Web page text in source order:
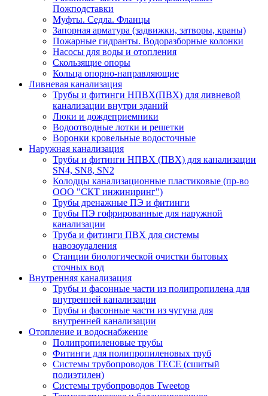
Пожподставки
Муфты. Седла. Фланцы
Запорная арматура (задвижки, затворы, краны)
Пожарные гидранты. Водоразборные колонки
Насосы для воды и отопления
Скользящие опоры
Кольца опорно-направляющие
Ливневая канализация
Трубы и фитинги НПВХ(ПВХ) для ливневой
канализации внутри зданий
Люки и дождеприемники
Водоотводные лотки и решетки
Воронки кровельные водосточные
Наружная канализация
Трубы и фитинги НПВХ (ПВХ) для канализации
SN4, SN8, SN2
Колодцы канализационные пластиковые (пр-во
ООО "СКТ инжиниринг")
Трубы дренажные ПЭ и фитинги
Трубы ПЭ гофрированные для наружной
канализации
Труба и фитинги ПВХ для системы
навозоудаления
Станции биологической очистки бытовых
сточных вод
Внутренняя канализация
Трубы и фасонные части из полипропилена для
внутренней канализации
Трубы и фасонные части из чугуна для
внутренней канализации
Отопление и водоснабжение
Полипропиленовые трубы
Фитинги для полипропиленовых труб
Системы трубопроводов TECE (сшитый
полиэтилен)
Системы трубопроводов Tweetop